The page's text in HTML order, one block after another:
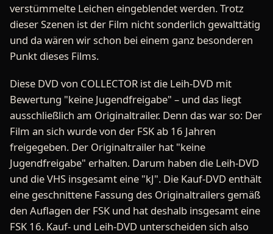
verstümmelte Leichen eingeblendet werden. Trotz
dieser Szenen ist der Film nicht sonderlich gewalttätig
und da wären wir schon bei einem ganz besonderen
Punkt dieses Films.
Diese DVD von COLLECTOR ist die Leih-DVD mit
Bewertung "keine Jugendfreigabe" – und das liegt
ausschließlich am Originaltrailer. Denn das war so: Der
Film an sich wurde von der FSK ab 16 Jahren
freigegeben. Der Originaltrailer hat "keine
Jugendfreigabe" erhalten. Darum haben die Leih-DVD
und die VHS insgesamt eine "kJ". Die Kauf-DVD enthält
eine geschnittene Fassung des Originaltrailers gemäß
den Auflagen der FSK und hat deshalb insgesamt eine
FSK 16. Kauf- und Leih-DVD unterscheiden sich also